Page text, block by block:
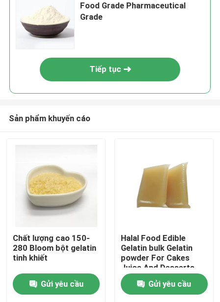
Food Grade Pharmaceutical
Grade
Tiếp tục
Sản phẩm khuyến cáo
Chất lượng cao 150-
280 Bloom bột gelatin
tinh khiết
Gửi yêu cầu
Halal Food Edible
Gelatin bulk Gelatin
powder For Cakes
Juice And Desserts
(Món ăn hợp pháp)
Gửi yêu cầu